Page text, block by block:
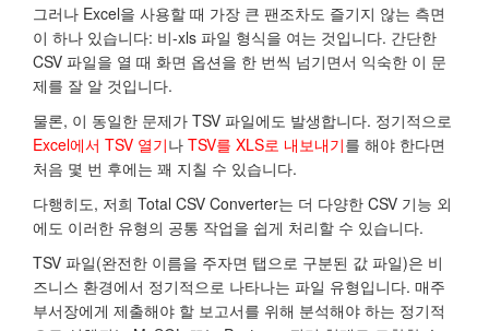
그러나 Excel을 사용할 때 가장 큰 팬조차도 즐기지 않는 측면
이 하나 있습니다: 비-xls 파일 형식을 여는 것입니다. 간단한
CSV 파일을 열 때 화면 옵션을 한 번씩 넘기면서 익숙한 이 문
제를 잘 알 것입니다.
물론, 이 동일한 문제가 TSV 파일에도 발생합니다. 정기적으로
Excel에서 TSV 열기나 TSV를 XLS로 내보내기를 해야 한다면
처음 몇 번 후에는 꽤 지칠 수 있습니다.
다행히도, 저희 Total CSV Converter는 더 다양한 CSV 기능 외
에도 이러한 유형의 공통 작업을 쉽게 처리할 수 있습니다.
TSV 파일(완전한 이름을 주자면 탭으로 구분된 값 파일)은 비
즈니스 환경에서 정기적으로 나타나는 파일 유형입니다. 매주
부서장에게 제출해야 할 보고서를 위해 분석해야 하는 정기적